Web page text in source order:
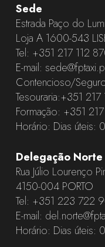
Sede
Estrada Paço do
Loja A 1600-543
Tel: +351 217 112
E-mail:
Contencioso/
Tesouraria:+351 217
Formação: +351
Horário: Dias úteis:
Delegação Norte
Rua Júlio Lourenço
4150-004 PORTO
Tel: +351 223 722
E-mail:
Horário: Dias úteis: